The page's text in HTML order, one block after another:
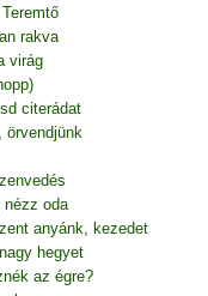
rakva
virág
citerádat
örvendjünk
nézz oda
anyánk, kezedet
hegyet
az égre?